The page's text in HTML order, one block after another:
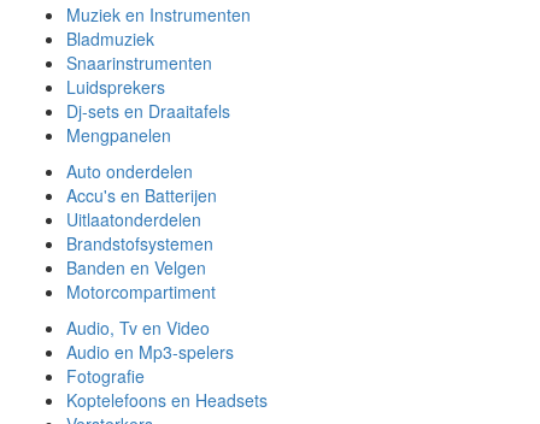
Muziek en Instrumenten
Bladmuziek
Snaarinstrumenten
Luidsprekers
Dj-sets en Draaitafels
Mengpanelen
Auto onderdelen
Accu's en Batterijen
Uitlaatonderdelen
Brandstofsystemen
Banden en Velgen
Motorcompartiment
Audio, Tv en Video
Audio en Mp3-spelers
Fotografie
Koptelefoons en Headsets